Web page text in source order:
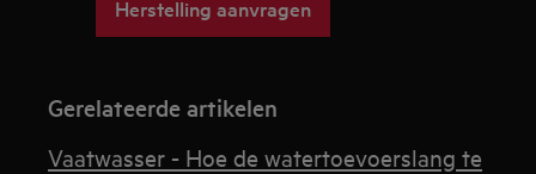
Herstelling aanvragen
Gerelateerde artikelen
Vaatwasser - Hoe de watertoevoerslang te